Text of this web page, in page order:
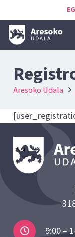
Aresoko Udala
9:00 –